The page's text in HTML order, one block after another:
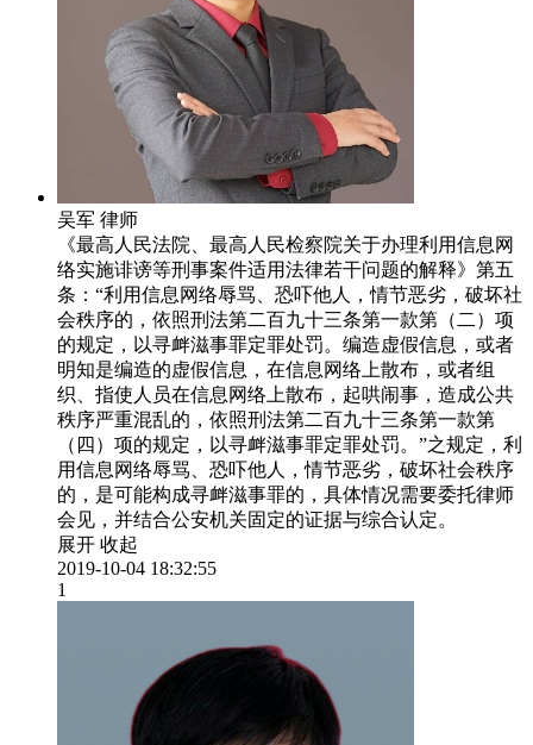
吴军 律师
《最高人民法院、最高人民检察院关于办理利用信息网
络实施诽谤等刑事案件适用法律若干问题的解释》第五
条：“利用信息网络辱骂、恐吓他人，情节恶劣，破坏社
会秩序的，依照刑法第二百九十三条第一款第（二）项
的规定，以寻衅滋事罪定罪处罚。编造虚假信息，或者
明知是编造的虚假信息，在信息网络上散布，或者组
织、指使人员在信息网络上散布，起哄闹事，造成公共
秩序严重混乱的，依照刑法第二百九十三条第一款第
（四）项的规定，以寻衅滋事罪定罪处罚。”之规定，利
用信息网络辱骂、恐吓他人，情节恶劣，破坏社会秩序
的，是可能构成寻衅滋事罪的，具体情况需要委托律师
会见，并结合公安机关固定的证据与综合认定。
展开 收起
2019-10-04 18:32:55
1